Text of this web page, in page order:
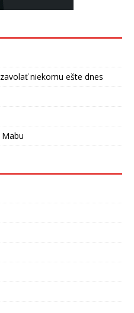
niekomu ešte dnes